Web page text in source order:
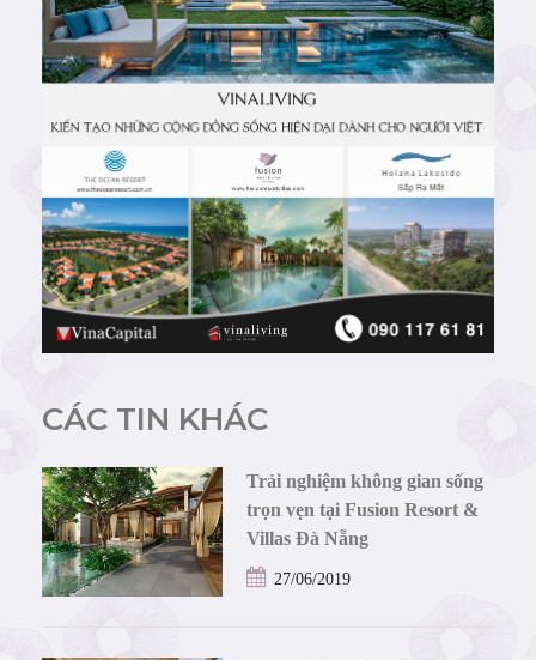
CÁC TIN KHÁC
Trải nghiệm không gian sống
trọn vẹn tại Fusion Resort &
Villas Đà Nẵng
27/06/2019